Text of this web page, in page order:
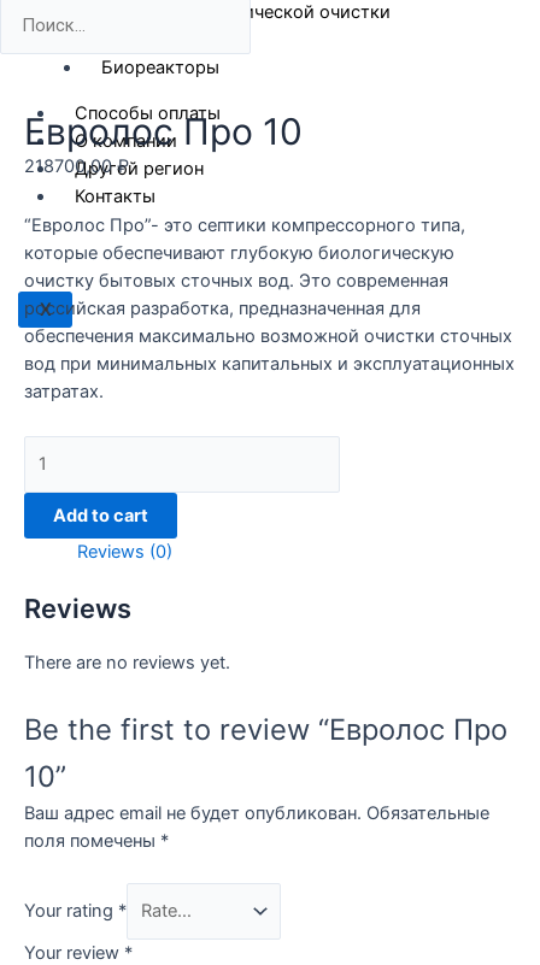
Станции биологической очистки
Биореакторы
Способы оплаты
О компании
Другой регион
Контакты
X
Евролос Про 10
218700,00₽
“Евролос Про”- это септики компрессорного типа,
которые обеспечивают глубокую биологическую
очистку бытовых сточных вод. Это современная
российская разработка, предназначенная для
обеспечения максимально возможной очистки сточных
вод при минимальных капитальных и эксплуатационных
затратах.
Про
quantity
Add to cart
Reviews (0)
Reviews
There are no reviews yet.
Be the first to review “Евролос Про
10”
Ваш адрес email не будет опубликован. Обязательные
поля помечены *
Your rating *
Your review *